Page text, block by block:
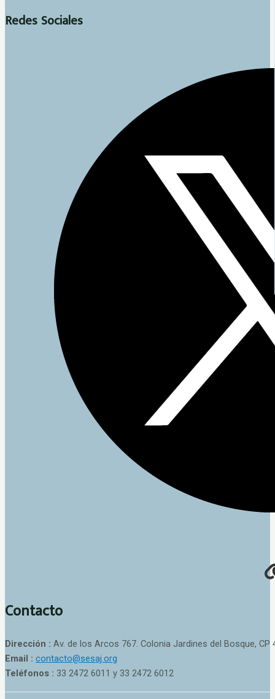
Redes Sociales
Contacto
Dirección : Av. de los Arcos 767. Colonia Jardines del Bosque, CP
Email : contacto@sesaj.org
Teléfonos : 33 2472 6011 y 33 2472 6012